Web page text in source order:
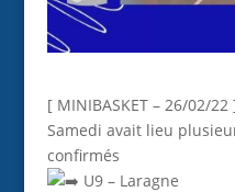
[ MINIBASKET – 26/02/22
Samedi avait lieu
confirmés
U9 – Laragne